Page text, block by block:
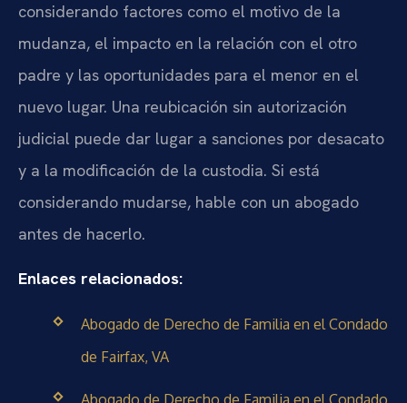
considerando factores como el motivo de la
mudanza, el impacto en la relación con el otro
padre y las oportunidades para el menor en el
nuevo lugar. Una reubicación sin autorización
judicial puede dar lugar a sanciones por desacato
y a la modificación de la custodia. Si está
considerando mudarse, hable con un abogado
antes de hacerlo.
Enlaces relacionados:
Abogado de Derecho de Familia en el Condado
de Fairfax, VA
Abogado de Derecho de Familia en el Condado